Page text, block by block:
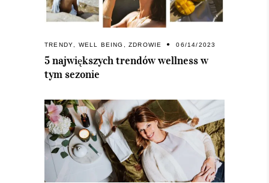
TRENDY WELL BEING ,ZDROWIE 06/14/2023
5 największych trendów wellness w
tym sezonie